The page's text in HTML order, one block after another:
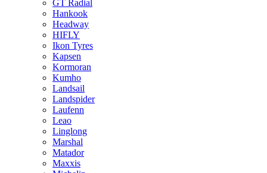
GT Radial
Hankook
Headway
HIFLY
Ikon Tyres
Kapsen
Kormoran
Kumho
Landsail
Landspider
Laufenn
Leao
Linglong
Marshal
Matador
Maxxis